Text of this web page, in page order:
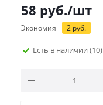
58 руб./шт
Экономия 2 руб.
Есть в наличии (10)